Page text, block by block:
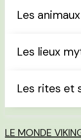
Les
Les lieux
Les rites et
LE MONDE